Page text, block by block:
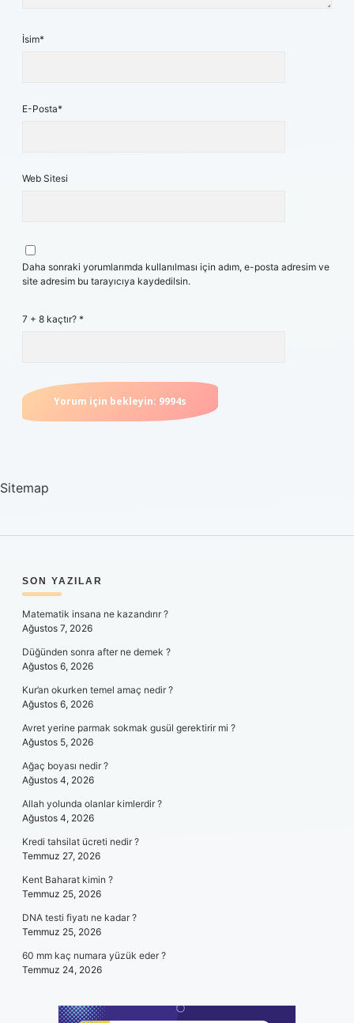
İsim*
E-Posta*
Web Sitesi
Daha sonraki yorumlarımda kullanılması için adım, e-posta adresim ve
site adresim bu tarayıcıya kaydedilsin.
7 + 8 kaçtır? *
Sitemap
SIDEBAR
SON YAZILAR
Matematik insana ne kazandırır ?
Ağustos 7, 2026
Düğünden sonra after ne demek ?
Ağustos 6, 2026
Kur’an okurken temel amaç nedir ?
Ağustos 6, 2026
Avret yerine parmak sokmak gusül gerektirir mi ?
Ağustos 5, 2026
Ağaç boyası nedir ?
Ağustos 4, 2026
Allah yolunda olanlar kimlerdir ?
Ağustos 4, 2026
Kredi tahsilat ücreti nedir ?
Temmuz 27, 2026
Kent Baharat kimin ?
Temmuz 25, 2026
DNA testi fiyatı ne kadar ?
Temmuz 25, 2026
60 mm kaç numara yüzük eder ?
Temmuz 24, 2026